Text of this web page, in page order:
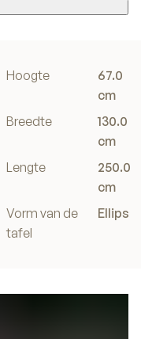
Hoogte
67.0
cm
Breedte
130.0
cm
Lengte
250.0
cm
Vorm van de
tafel
Ellips